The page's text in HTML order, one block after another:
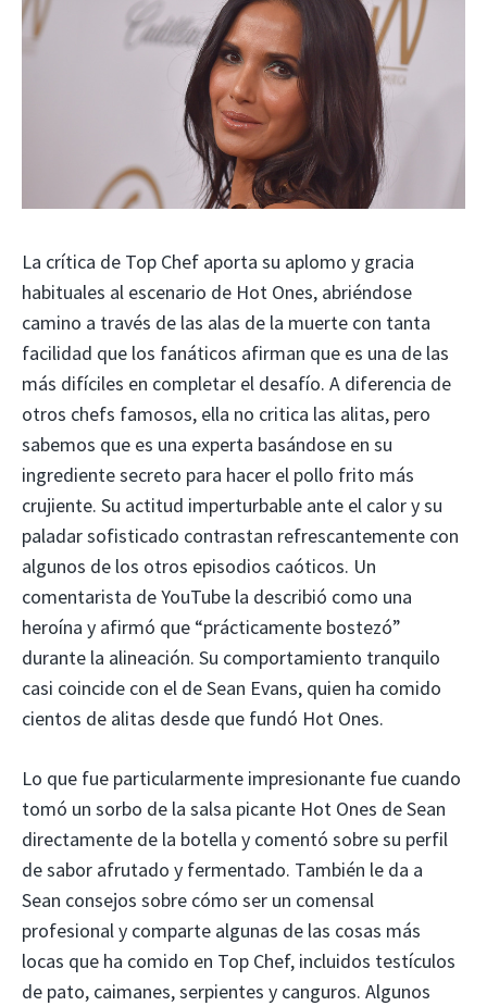
La crítica de Top Chef aporta su aplomo y gracia
habituales al escenario de Hot Ones, abriéndose
camino a través de las alas de la muerte con tanta
facilidad que los fanáticos afirman que es una de las
más difíciles en completar el desafío. A diferencia de
otros chefs famosos, ella no critica las alitas, pero
sabemos que es una experta basándose en su
ingrediente secreto para hacer el pollo frito más
crujiente. Su actitud imperturbable ante el calor y su
paladar sofisticado contrastan refrescantemente con
algunos de los otros episodios caóticos. Un
comentarista de YouTube la describió como una
heroína y afirmó que “prácticamente bostezó”
durante la alineación. Su comportamiento tranquilo
casi coincide con el de Sean Evans, quien ha comido
cientos de alitas desde que fundó Hot Ones.
Lo que fue particularmente impresionante fue cuando
tomó un sorbo de la salsa picante Hot Ones de Sean
directamente de la botella y comentó sobre su perfil
de sabor afrutado y fermentado. También le da a
Sean consejos sobre cómo ser un comensal
profesional y comparte algunas de las cosas más
locas que ha comido en Top Chef, incluidos testículos
de pato, caimanes, serpientes y canguros. Algunos